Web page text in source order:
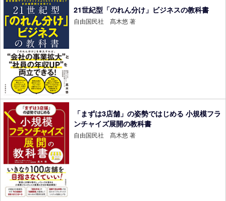
21世紀型「のれん分け」ビジネスの教科書
自由国民社 髙木悠 著
「まずは3店舗」の姿勢ではじめる 小規模フラ
ンチャイズ展開の教科書
自由国民社 髙木悠 著